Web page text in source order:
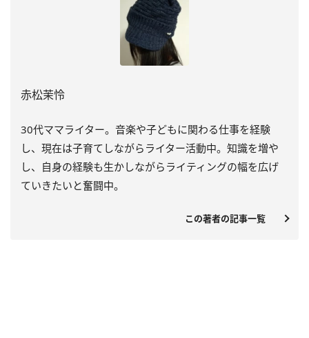
赤松茉怜
30代ママライター。音楽や子どもに関わる仕事を経験
し、現在は子育てしながらライター活動中。知識を増や
し、自身の経験も生かしながらライティングの幅を広げ
ていきたいと奮闘中。
この著者の記事一覧